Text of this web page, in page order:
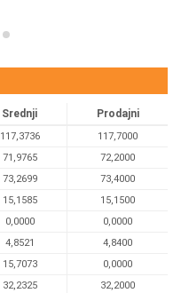
Srednji Prodajni
117,3736
117,7000
71,9765
72,2000
73,2699
73,4000
15,1585
15,1500
0,0000
0,0000
4,8521
4,8400
15,7073
0,0000
32,2325 32,2000